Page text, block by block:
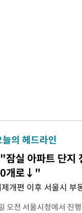
의 헤드라인
실 아파트 단지
개로↓"
개편 이후 서울시 부
오전 서울시청에서 진